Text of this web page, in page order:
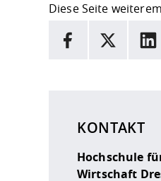
Diese Seite
INFORMATION
Facebook
X
KONTAKT
Hochschule
Wirtschaft